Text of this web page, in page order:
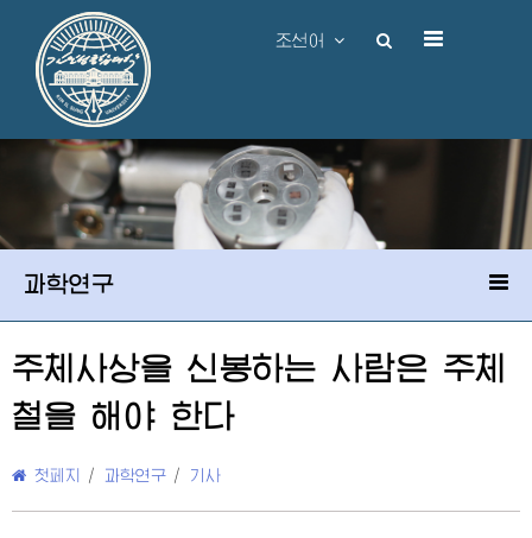
조선어
과학연구
주체사상을 신봉하는 사람은 주체
철을 해야 한다
첫페지 / 과학연구 / 기사